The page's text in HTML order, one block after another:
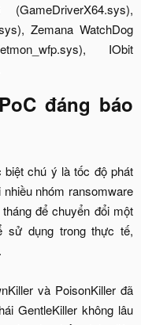
Zemana WatchDog
IObit
đáng báo
biệt chú ý là tốc độ phát
nhóm ransomware
để chuyển đổi một
sử dụng trong thực tế,
và PoisonKiller đã
GentleKiller không lâu